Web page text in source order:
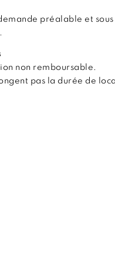
préalable et sous
non remboursable.
pas la durée de